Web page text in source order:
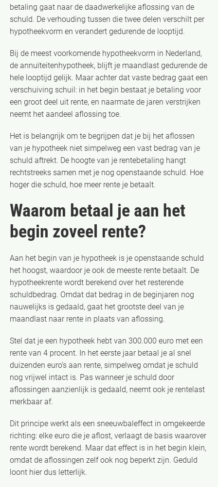
betaling gaat naar de daadwerkelijke aflossing van de
schuld. De verhouding tussen die twee delen verschilt per
hypotheekvorm en verandert gedurende de looptijd.
Bij de meest voorkomende hypotheekvorm in Nederland,
de annuïteitenhypotheek, blijft je maandlast gedurende de
hele looptijd gelijk. Maar achter dat vaste bedrag gaat een
verschuiving schuil: in het begin bestaat je betaling voor
een groot deel uit rente, en naarmate de jaren verstrijken
neemt het aandeel aflossing toe.
Het is belangrijk om te begrijpen dat je bij het aflossen
van je hypotheek niet simpelweg een vast bedrag van je
schuld aftrekt. De hoogte van je rentebetaling hangt
rechtstreeks samen met je nog openstaande schuld. Hoe
hoger die schuld, hoe meer rente je betaalt.
Waarom betaal je aan het
begin zoveel rente?
Aan het begin van je hypotheek is je openstaande schuld
het hoogst, waardoor je ook de meeste rente betaalt. De
hypotheekrente wordt berekend over het resterende
schuldbedrag. Omdat dat bedrag in de beginjaren nog
nauwelijks is gedaald, gaat het grootste deel van je
maandlast naar rente in plaats van aflossing.
Stel dat je een hypotheek hebt van 300.000 euro met een
rente van 4 procent. In het eerste jaar betaal je al snel
duizenden euro’s aan rente, simpelweg omdat je schuld
nog vrijwel intact is. Pas wanneer je schuld door
aflossingen aanzienlijk is gedaald, neemt ook je rentelast
merkbaar af.
Dit principe werkt als een sneeuwbaleffect in omgekeerde
richting: elke euro die je aflost, verlaagt de basis waarover
rente wordt berekend. Maar dat effect is in het begin klein,
omdat de aflossingen zelf ook nog beperkt zijn. Geduld
loont hier dus letterlijk.